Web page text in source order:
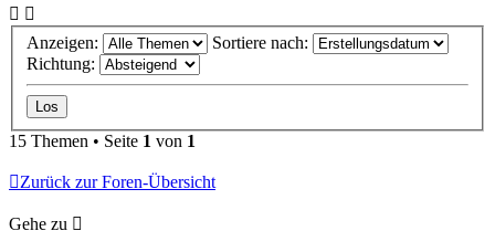
Anzeigen:
Sortiere nach:
Richtung:
15 Themen • Seite 1 von 1
Zurück zur Foren-Übersicht
Gehe zu